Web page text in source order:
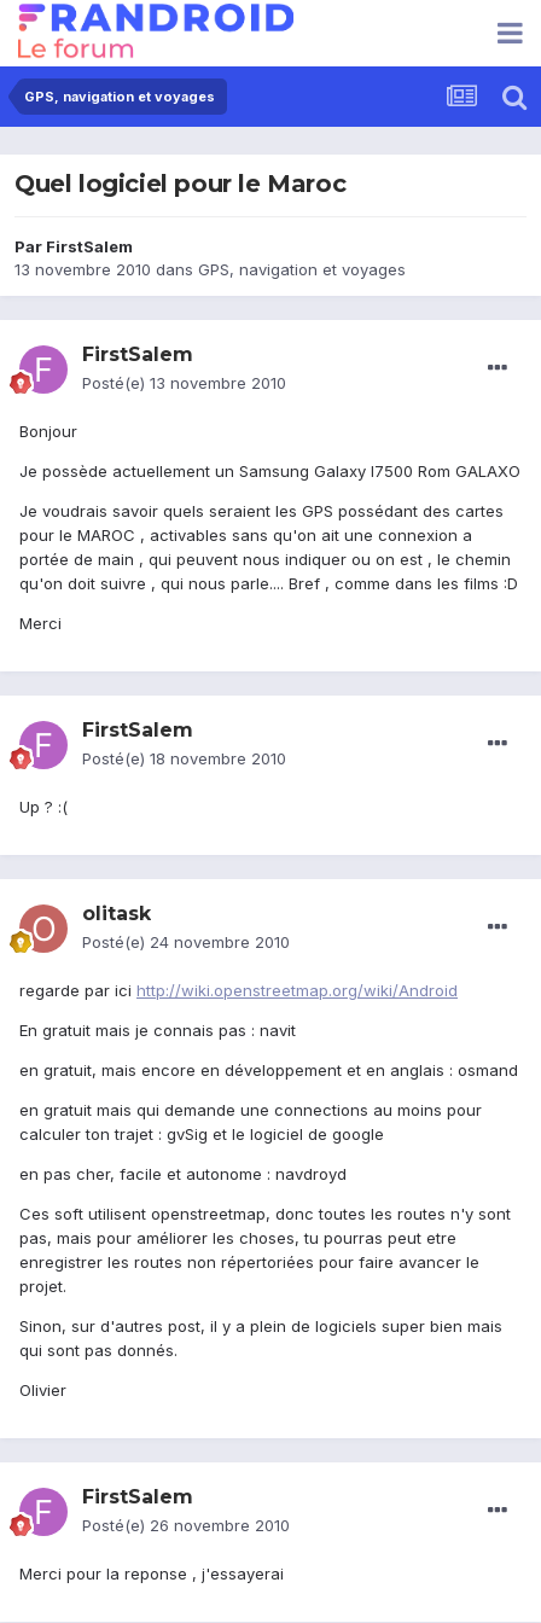
GPS, navigation et voyages
Quel logiciel pour le Maroc
Par FirstSalem
13 novembre 2010 dans GPS, navigation et voyages
FirstSalem
Posté(e) 13 novembre 2010
Bonjour
Je possède actuellement un Samsung Galaxy I7500 Rom GALAXO
Je voudrais savoir quels seraient les GPS possédant des cartes
pour le MAROC , activables sans qu'on ait une connexion a
portée de main , qui peuvent nous indiquer ou on est , le chemin
qu'on doit suivre , qui nous parle.... Bref , comme dans les films :D
Merci
FirstSalem
Posté(e) 18 novembre 2010
Up ? :(
olitask
Posté(e) 24 novembre 2010
regarde par ici http://wiki.openstreetmap.org/wiki/Android
En gratuit mais je connais pas : navit
en gratuit, mais encore en développement et en anglais : osmand
en gratuit mais qui demande une connections au moins pour
calculer ton trajet : gvSig et le logiciel de google
en pas cher, facile et autonome : navdroyd
Ces soft utilisent openstreetmap, donc toutes les routes n'y sont
pas, mais pour améliorer les choses, tu pourras peut etre
enregistrer les routes non répertoriées pour faire avancer le
projet.
Sinon, sur d'autres post, il y a plein de logiciels super bien mais
qui sont pas donnés.
Olivier
FirstSalem
Posté(e) 26 novembre 2010
Merci pour la reponse , j'essayerai